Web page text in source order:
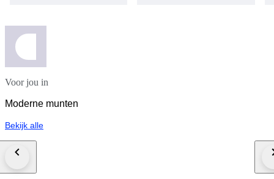
Voor jou in
Moderne munten
Bekijk alle